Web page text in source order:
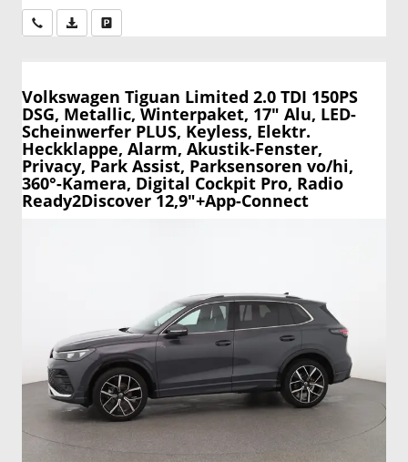
Wir rufen Sie anPDF-Datei, Fahrzeugexposé drucken
Volkswagen Tiguan Limited 2.0 TDI 150PS
DSG, Metallic, Winterpaket, 17" Alu, LED-
Scheinwerfer PLUS, Keyless, Elektr.
Heckklappe, Alarm, Akustik-Fenster,
Privacy, Park Assist, Parksensoren vo/hi,
360°-Kamera, Digital Cockpit Pro, Radio
Ready2Discover 12,9"+App-Connect